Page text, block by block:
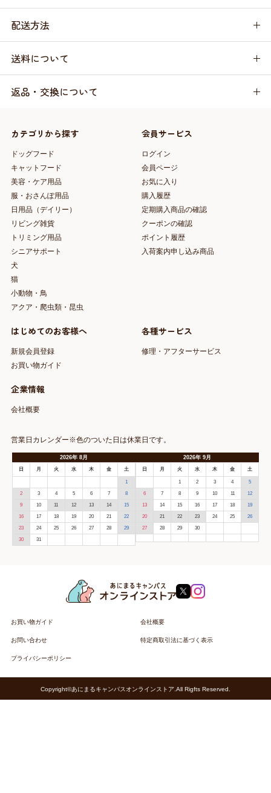
配送方法
送料について
返品・交換について
カテゴリから探す
ドッグフード
キャットフード
美容・ケア用品
服・おさんぽ用品
日用品（デイリー）
リビング雑貨
トリミング用品
シニアサポート
犬
猫
小動物・鳥
アクア・爬虫類・昆虫
会員サービス
ログイン
会員ページ
お気に入り
購入履歴
定期購入商品の確認
クーポンの確認
ポイント履歴
入荷案内申し込み商品
はじめてのお客様へ
新規会員登録
お買い物ガイド
各種サービス
修理・アフターサービス
企業情報
会社概要
営業日カレンダー※色のついた日は休業日です。
2026年 8月
日 月 火 水 木 金 土
1
2 3 4 5 6 7 8
9 10 11 12 13 14 15
16 17 18 19 20 21 22
23 24 25 26 27 28 29
30 31
2026年9月
日 月 火 水 木 金 土
1 2 3 4 5
6 7 8 9 10 11 12
13 14 15 16 17 18 19
20 21 22 23 24 25 26
27 28 29 30
お買い物ガイド 会社概要
お問い合わせ 特定商取引法に基づく表示
プライバシーポリシー
Copyright©あにまるキャンパスオンラインストア.All Rigfts Reserved.